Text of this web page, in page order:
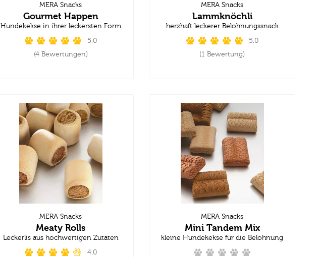
MERA Snacks
Gourmet Happen
Hundekekse in ihrer leckersten Form
5.0
(4 Bewertungen)
MERA Snacks
Lammknöchli
herzhaft leckerer Belohnungssnack
5.0
(1 Bewertung)
MERA Snacks
Meaty Rolls
Leckerlis aus hochwertigen Zutaten
4.0
MERA Snacks
Mini Tandem Mix
kleine Hundekekse für die Belohnung